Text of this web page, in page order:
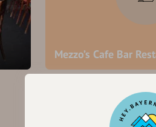
Mezzo’s Cafe Bar